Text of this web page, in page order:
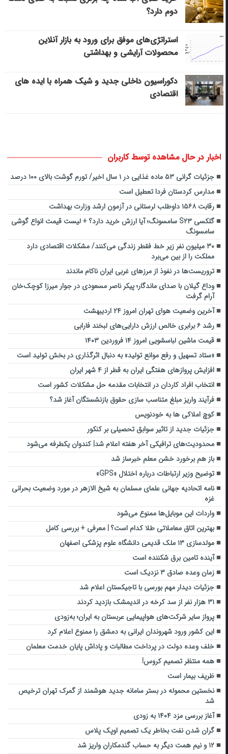
دوم دارد؟
استراتژی‌های موفق برای ورود به بازار آنلاین
محصولات آرایشی و بهداشتی
دکوراسیون داخلی جدید و شیک همراه با ایده های
اقتصادی
اخبار در حال مشاهده توسط کاربران
جزئیات گرانی ۵۳ ماده غذایی در ۱ سال اخیر/ تورم گوشت بالای ۱۰۰ درصد
مدارس کردستان فردا تعطیل است
رقابت ۱۵۶۸ داوطلب لرستانی در آزمون ارشد وزارت بهداشت
گلکسی S۲۳ سامسونگ؛ آیا ارزش خرید دارد؟ + لیست قیمت انواع گوشی
سامسونگ
۳۰ میلیون نفر زیر خط فقطر زندگی می‌کنند/ مشکلات اقتصادی دارد
مملکت را از بین می‌برد
تروریست‌ها در نفوذ از مرزهای غربی ایران ناکام ماندند
وداع گیلان با صدای ماندگار؛ پیکر ناصر مسعودی در جوار میرزا کوچک‌خان
آرام گرفت
آخرین وضعیت هوای تهران امروز ۲۴ اردیبهشت
رشد ۶ برابری خالص ارزش دارایی‌های لبخند فارابی
قیمت ماشین لباسشویی امروز ۱۴ فروردین ۱۴۰۳
«ستاد تسهیل و رفع موانع تولید» به دنبال اثرگذاری در بخش تولید است
افزایش پروازهای هفتگی ایران به قطر از ۴ شهر ایران
انتخاب افراد کاردان در انتخابات مقدمه حل مشکلات کشور است
فرآیند واریز مبلغ متناسب سازی حقوق بازنشستگان آغاز شد؟
کوچ املاکی ها به خودنویس
جزئیات جدید از تاثیر سوابق تحصیلی بر کنکور
محدودیت‌های ترافیکی آخر هفته اعلام شد| کندوان یکطرفه می‌شود
باز هم برخورد خشن معلم خبرساز شد
توضیح وزیر ارتباطات درباره اختلال «GPS»
نامه اتحادیه جهانی علمای مسلمان به شیخ الازهر در مورد وضعیت بحرانی
غزه
واردات این موبایل‌ها ممنوع می‌شود
بهترین اتاق معاملاتی طلا کدام است؟ | معرفی + بررسی کامل
مولدسازی ۱۳ ملک قدیمی دانشگاه علوم پزشکی اصفهان
آینده تامین برق شکننده است
زمان وعده صادق ۳ نزدیک است
جزئیات دیدار مهم بورسی با تاجیکستان اعلام شد
۳۱ هزار نفر از سد کرخه در اندیمشک بازدید کردند
پرواز سایر شرکت‌های هواپیمایی عربستان به ایران؛ به‌زودی
این کشور ورود شهروندان ایرانی به دمشق را ممنوع اعلام کرد
خلف وعده دولت در پرداخت مطالبات و پاداش پایان خدمت معلمان
همه منتظر تصمیم کروس!
ظریف بیمار است
نخستین محموله در بستر سامانه جدید هوشمند از گمرک تهران ترخیص
شد
آغاز بررسی مزد ۱۴۰۴ به زودی
گران شدن نفت بخاطر یک تصمیم اوپک پلاس
۱۲ و نیم همت دیگر به حساب گندمکاران واریز شد